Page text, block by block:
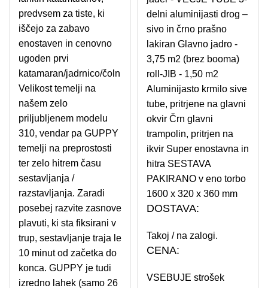
predvsem za tiste, ki
iščejo za zabavo
enostaven in cenovno
ugoden prvi
katamaran/jadrnico/čoln
Velikost temelji na
našem zelo
priljubljenem modelu
310, vendar pa GUPPY
temelji na preprostosti
ter zelo hitrem času
sestavljanja /
razstavljanja. Zaradi
posebej razvite zasnove
plavuti, ki sta fiksirani v
trup, sestavljanje traja le
10 minut od začetka do
konca. GUPPY je tudi
izredno lahek (samo 26
delni aluminijasti drog –
sivo in črno prašno
lakiran Glavno jadro -
3,75 m2 (brez booma)
roll-JIB - 1,50 m2
Aluminijasto krmilo sive
tube, pritrjene na glavni
okvir Črn glavni
trampolin, pritrjen na
ikvir Super enostavna in
hitra SESTAVA
PAKIRANO v eno torbo
1600 x 320 x 360 mm
DOSTAVA:
Takoj / na zalogi.
CENA:
VSEBUJE strošek